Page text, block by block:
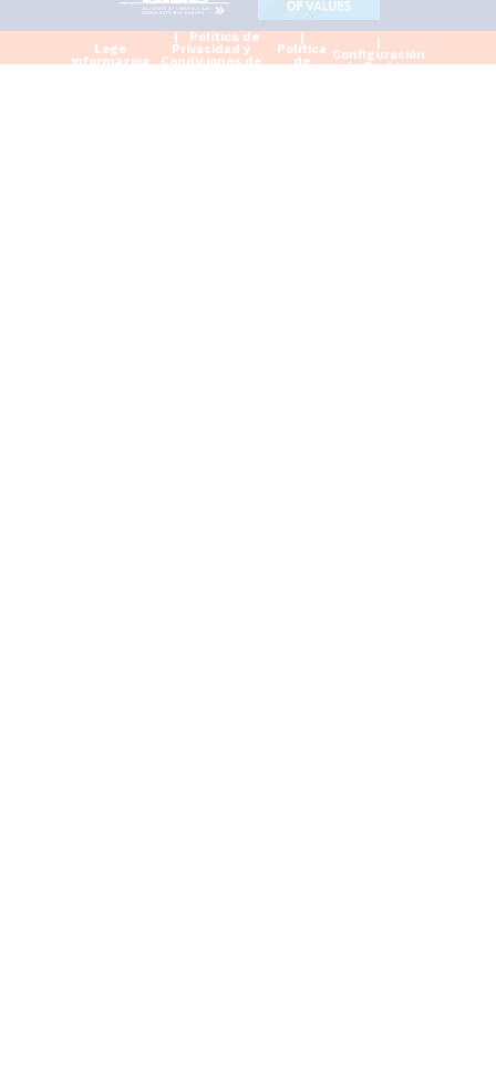
Lege
informazioa
Política de
Privacidad y
Condiciones de
Política
de
Configuración
de Cookies